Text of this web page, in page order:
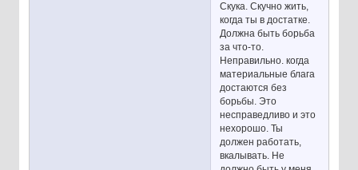
Скука. Скучно жить,
когда ты в достатке.
Должна быть борьба
за что-то.
Неправильно. когда
материальные блага
достаются без
борьбы. Это
несправедливо и это
нехорошо. Ты
должен работать,
вкалывать. Не